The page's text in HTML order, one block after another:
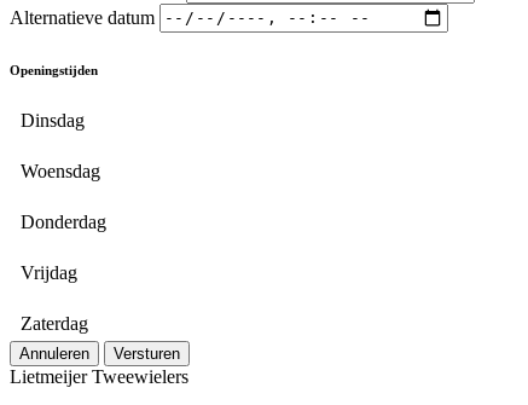
Alternatieve datum
Openingstijden
Dinsdag
Woensdag
Donderdag
Vrijdag
Zaterdag
Annuleren Versturen
Lietmeijer Tweewielers